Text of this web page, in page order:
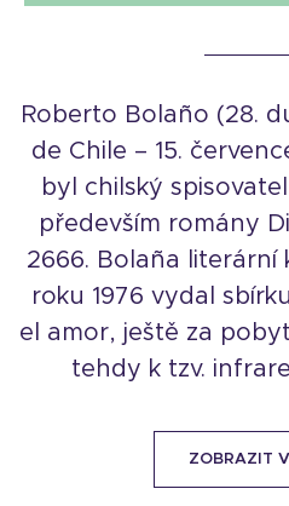
Roberto Bolaño (28.
de Chile – 15.
byl chilský
především romány
2666. Bolaña literární
roku 1976 vydal
el amor, ještě za
tehdy k tzv.
ZOBRAZIT